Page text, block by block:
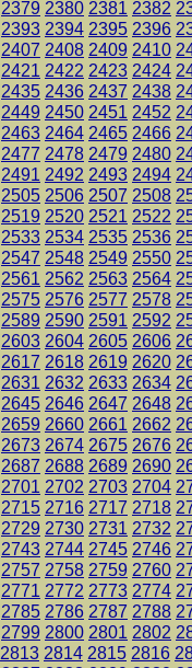
2379 2380 2381 2382
2393 2394 2395 2396
2407 2408 2409 2410
2421 2422 2423 2424
2435 2436 2437 2438
2449 2450 2451 2452
2463 2464 2465 2466
2477 2478 2479 2480
2491 2492 2493 2494
2505 2506 2507 2508
2519 2520 2521 2522
2533 2534 2535 2536
2547 2548 2549 2550
2561 2562 2563 2564
2575 2576 2577 2578
2589 2590 2591 2592
2603 2604 2605 2606
2617 2618 2619 2620
2631 2632 2633 2634
2645 2646 2647 2648
2659 2660 2661 2662
2673 2674 2675 2676
2687 2688 2689 2690
2701 2702 2703 2704
2715 2716 2717 2718
2729 2730 2731 2732
2743 2744 2745 2746
2757 2758 2759 2760
2771 2772 2773 2774
2785 2786 2787 2788
2799 2800 2801 2802
2813 2814 2815 2816